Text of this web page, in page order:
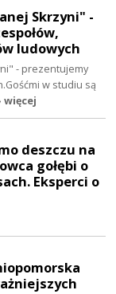
Skrzyni" -
ludowych
- prezentujemy
w studiu są
więcej
deszczu na
gołębi o
Eksperci o